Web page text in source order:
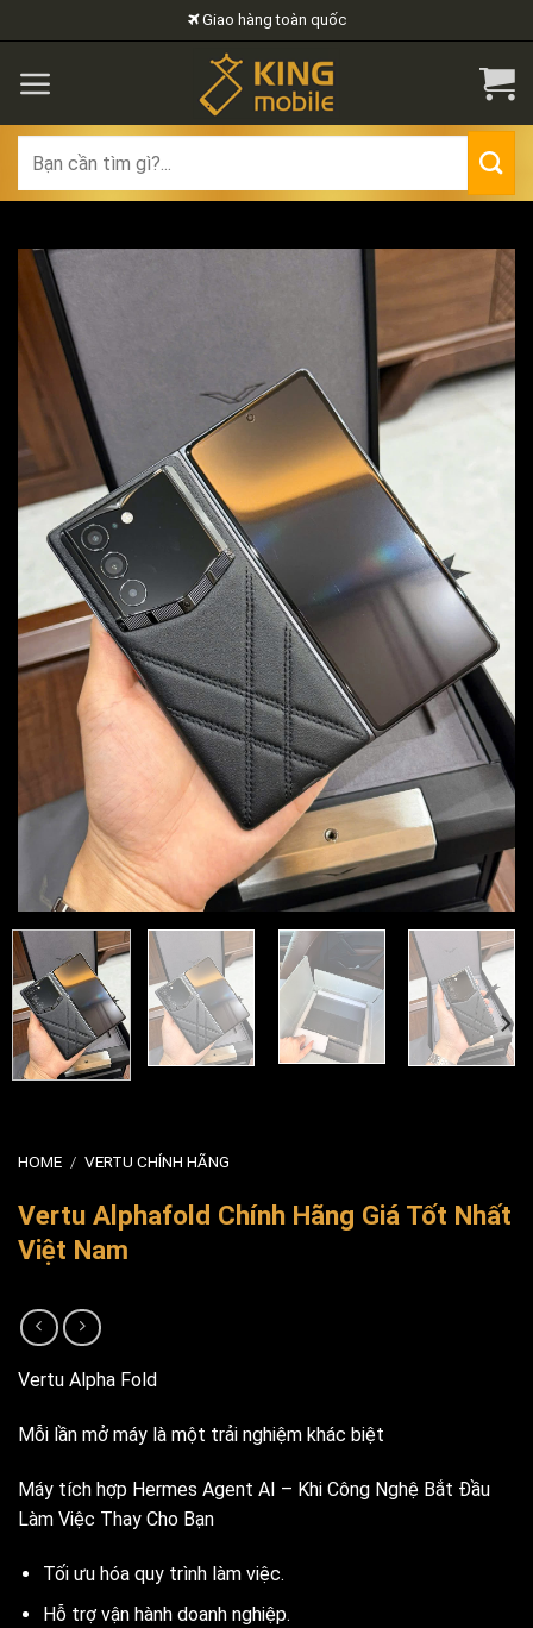
to
content
Giao hàng toàn quốc
for:
HOME / VERTU CHÍNH HÃNG
Vertu Alphafold Chính Hãng Giá Tốt Nhất
Việt Nam
Vertu Alpha Fold
Mỗi lần mở máy là một trải nghiệm khác biệt
Máy tích hợp Hermes Agent AI – Khi Công Nghệ Bắt Đầu
Làm Việc Thay Cho Bạn
Tối ưu hóa quy trình làm việc.
Hỗ trợ vận hành doanh nghiệp.